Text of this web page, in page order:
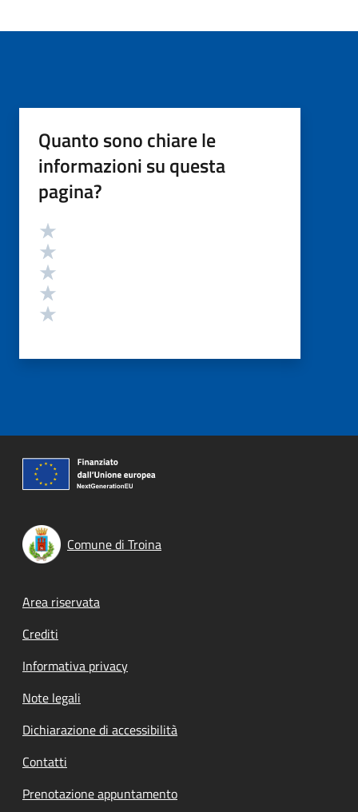
Quanto sono chiare le
informazioni su questa
pagina?
Valutazione
Comune di Troina
Footer menu
Area riservata
Crediti
Informativa privacy
Note legali
Dichiarazione di accessibilità
Contatti
Prenotazione appuntamento